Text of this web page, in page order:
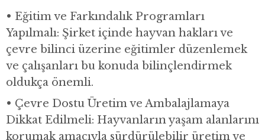
• Eğitim ve Farkındalık Programları
Yapılmalı: Şirket içinde hayvan hakları ve
çevre bilinci üzerine eğitimler düzenlemek
ve çalışanları bu konuda bilinçlendirmek
oldukça önemli.
• Çevre Dostu Üretim ve Ambalajlamaya
Dikkat Edilmeli: Hayvanların yaşam alanlarını
korumak amacıyla sürdürülebilir üretim ve